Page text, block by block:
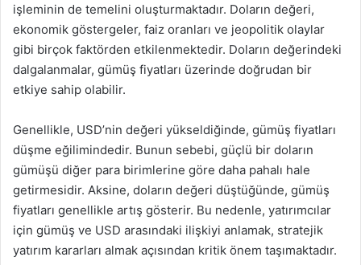
işleminin de temelini oluşturmaktadır. Doların değeri,
ekonomik göstergeler, faiz oranları ve jeopolitik olaylar
gibi birçok faktörden etkilenmektedir. Doların değerindeki
dalgalanmalar, gümüş fiyatları üzerinde doğrudan bir
etkiye sahip olabilir.
Genellikle, USD’nin değeri yükseldiğinde, gümüş fiyatları
düşme eğilimindedir. Bunun sebebi, güçlü bir doların
gümüşü diğer para birimlerine göre daha pahalı hale
getirmesidir. Aksine, doların değeri düştüğünde, gümüş
fiyatları genellikle artış gösterir. Bu nedenle, yatırımcılar
için gümüş ve USD arasındaki ilişkiyi anlamak, stratejik
yatırım kararları almak açısından kritik önem taşımaktadır.